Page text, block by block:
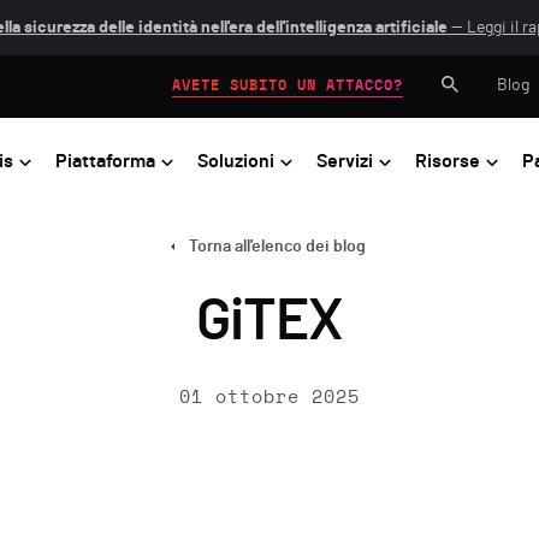
sicurezza delle identità nell'era dell'intelligenza artificiale — Leggi il
Piattaforma Soluzioni Servizi Risorse
AVETE SUBITO UN ATTACCO? Blog
Torna all'elenco dei blog
GiTEX
01 ottobre 2025